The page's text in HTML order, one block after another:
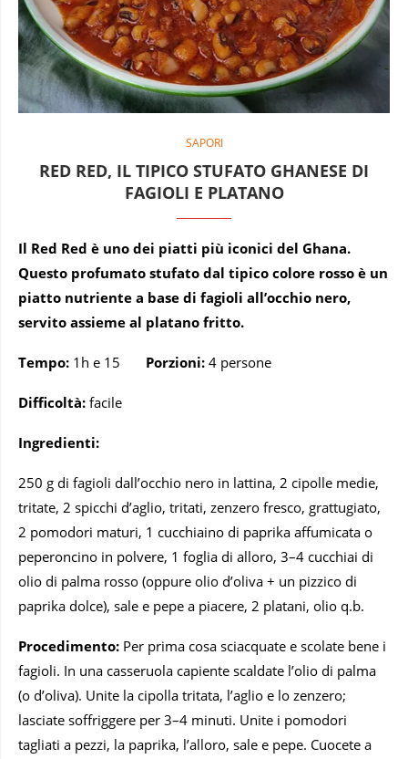
SAPORI
RED RED, IL TIPICO STUFATO GHANESE DI
FAGIOLI E PLATANO
Il Red Red è uno dei piatti più iconici del Ghana.
Questo profumato stufato dal tipico colore rosso è un
piatto nutriente a base di fagioli all’occhio nero,
servito assieme al platano fritto.
Tempo: 1h e 15 Porzioni: 4 persone
Difficoltà: facile
Ingredienti:
250 g di fagioli dall’occhio nero in lattina, 2 cipolle medie,
tritate, 2 spicchi d’aglio, tritati, zenzero fresco, grattugiato,
2 pomodori maturi, 1 cucchiaino di paprika affumicata o
peperoncino in polvere, 1 foglia di alloro, 3–4 cucchiai di
olio di palma rosso (oppure olio d’oliva + un pizzico di
paprika dolce), sale e pepe a piacere, 2 platani, olio q.b.
Procedimento: Per prima cosa sciacquate e scolate bene i
fagioli. In una casseruola capiente scaldate l’olio di palma
(o d’oliva). Unite la cipolla tritata, l’aglio e lo zenzero;
lasciate soffriggere per 3–4 minuti. Unite i pomodori
tagliati a pezzi, la paprika, l’alloro, sale e pepe. Cuocete a